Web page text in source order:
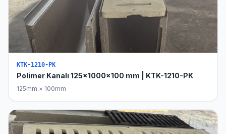
KTK-1210-PK
Polimer Kanalı 125x1000x100 mm | KTK-1210-PK
125mm × 100mm